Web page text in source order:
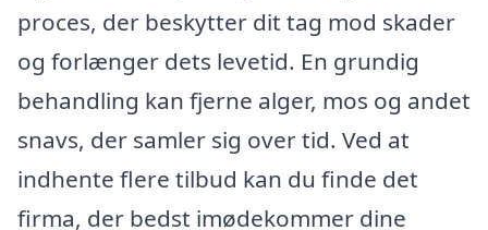
proces, der beskytter dit tag mod skader
og forlænger dets levetid. En grundig
behandling kan fjerne alger, mos og andet
snavs, der samler sig over tid. Ved at
indhente flere tilbud kan du finde det
firma, der bedst imødekommer dine